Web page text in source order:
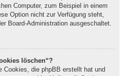
Computer, zum Beispiel in einem
Option nicht zur Verfügung steht,
Board-Administration ausgeschaltet.
löschen“?
Cookies, die phpBB erstellt hat und